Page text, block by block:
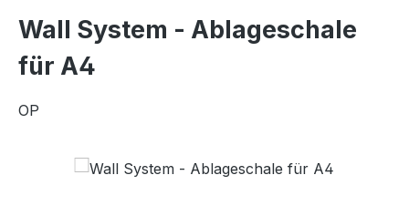
Wall System - Ablageschale
für A4
OP